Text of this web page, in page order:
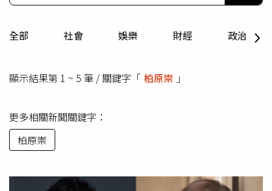
全部 社會 娛樂 財經 政治
顯示結果第 1 ~ 5 筆 / 關鍵字「 柏原崇 」
更多相關新聞關鍵字：
柏原崇